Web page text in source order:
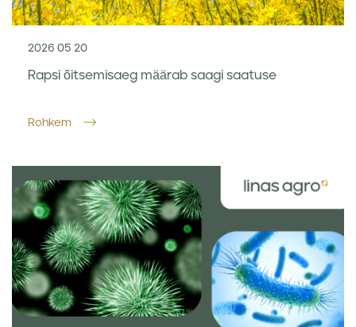
2026 05 20
Rapsi õitsemisaeg määrab saagi saatuse
Rohkem